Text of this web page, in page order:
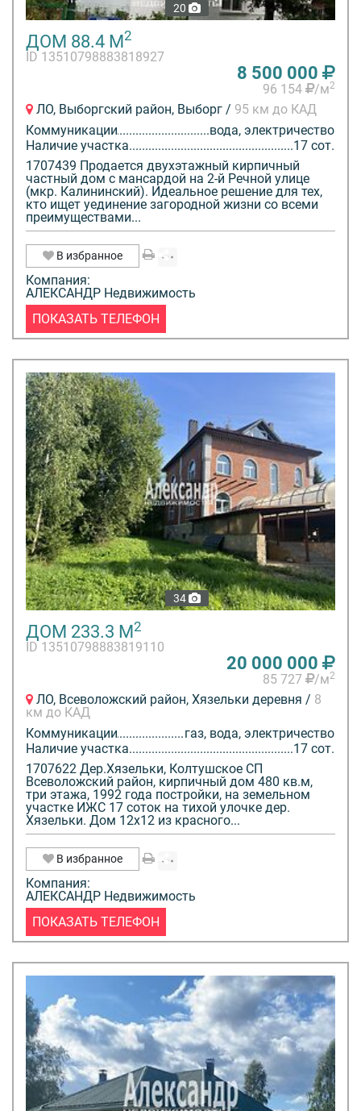
20
ДОМ 88.4 М2
ID 13510798883818927
8 500 000
96 154 /м2
ЛО, Выборгский район, Выборг / 95 км до КАД
Коммуникации
вода, электричество
Наличие участка
17 сот.
1707439 Продается двухэтажный кирпичный
частный дом с мансардой на 2-й Речной улице
(мкр. Калининский). Идеальное решение для тех,
кто ищет уединение загородной жизни со всеми
преимуществами...
В избранное
Компания:
АЛЕКСАНДР Недвижимость
ПОКАЗАТЬ ТЕЛЕФОН
34
ДОМ 233.3 М2
ID 13510798883819110
20 000 000
85 727 /м2
ЛО, Всеволожский район, Хязельки деревня / 8
км до КАД
Коммуникации
газ, вода, электричество
Наличие участка
17 сот.
1707622 Дер.Хязельки, Колтушское СП
Всеволожский район, кирпичный дом 480 кв.м,
три этажа, 1992 года постройки, на земельном
участке ИЖС 17 соток на тихой улочке дер.
Хязельки. Дом 12х12 из красного...
В избранное
Компания:
АЛЕКСАНДР Недвижимость
ПОКАЗАТЬ ТЕЛЕФОН